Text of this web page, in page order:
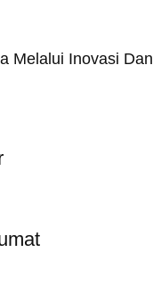
Melalui Inovasi Dan